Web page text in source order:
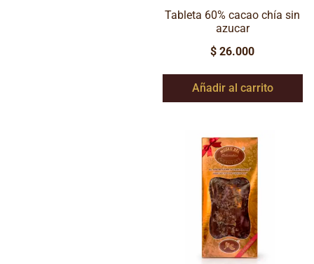
Tableta 60% cacao chía sin
azucar
$ 26.000
Añadir al carrito